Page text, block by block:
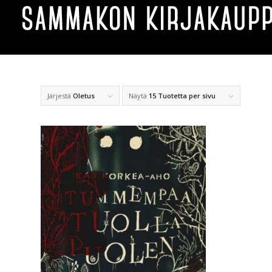
Järjestä Oletus Näytä 15 Tuotetta per sivu